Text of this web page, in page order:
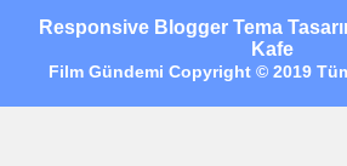
Responsive Blogger Tema
Kafe
Film Gündemi Copyright © 2019 Tüm